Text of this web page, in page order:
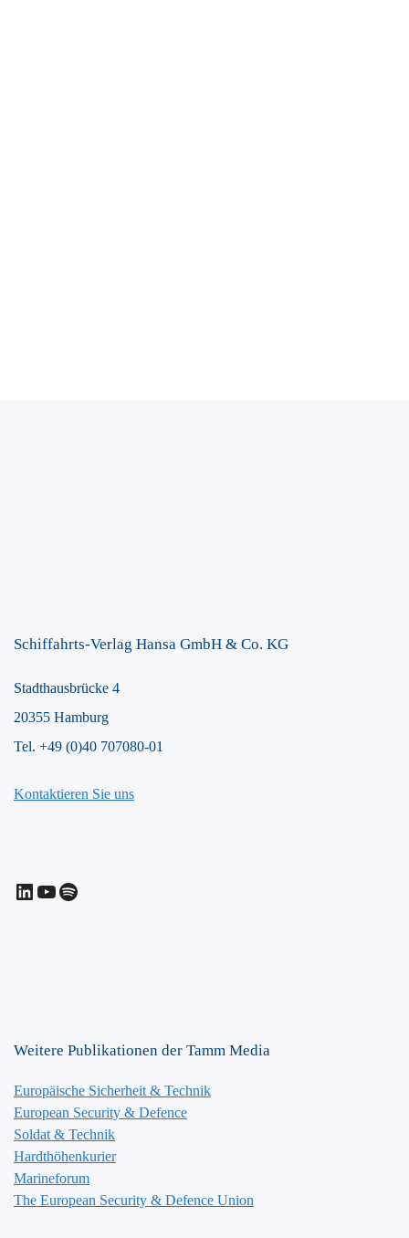
Schiffahrts-Verlag Hansa GmbH & Co. KG
Stadthausbrücke 4
20355 Hamburg
Tel. +49 (0)40 707080-01
Kontaktieren Sie uns
LinkedIn
YouTube
Spotify
Weitere Publikationen der Tamm Media
Europäische Sicherheit & Technik
European Security & Defence
Soldat & Technik
Hardthöhenkurier
Marineforum
The European Security & Defence Union